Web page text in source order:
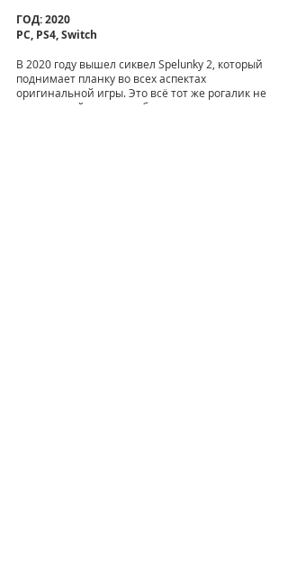
ГОД: 2020
PC, PS4, Switch
В 2020 году вышел сиквел Spelunky 2, который
поднимает планку во всех аспектах
оригинальной игры. Это всё тот же рогалик не
прощающий ваше ошибки.